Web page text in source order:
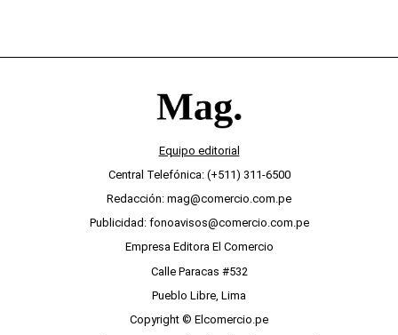
Equipo editorial
Central Telefónica: (+511) 311-6500
Redacción: mag@comercio.com.pe
Publicidad: fonoavisos@comercio.com.pe
Empresa Editora El Comercio
Calle Paracas #532
Pueblo Libre, Lima
Copyright © Elcomercio.pe